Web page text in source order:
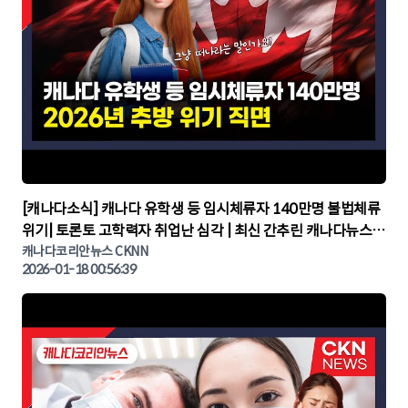
▶
[캐나다소식] 캐나다 유학생 등 임시체류자 140만명 불법체류
위기| 토론토 고학력자 취업난 심각 | 최신 간추린 캐나다뉴스 |
CKNNEWS, 캐나다코리안뉴스
캐나다코리안뉴스 CKNN
2026-01-18 00:56:39